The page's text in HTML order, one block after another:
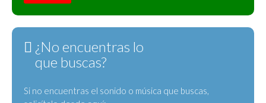
¿No encuentras lo
que buscas?
Si no encuentras el sonido o música que buscas,